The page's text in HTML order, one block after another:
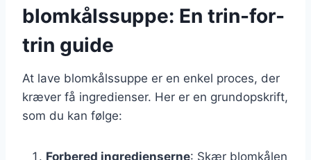
blomkålssuppe: En trin-for-
trin guide
At lave blomkålssuppe er en enkel proces, der
kræver få ingredienser. Her er en grundopskrift,
som du kan følge:
Forbered ingredienserne: Skær blomkålen